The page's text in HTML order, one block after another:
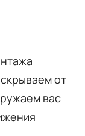
от
вас